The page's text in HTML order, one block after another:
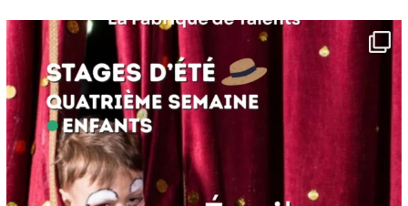
lafabriquedetalents
Juin 16